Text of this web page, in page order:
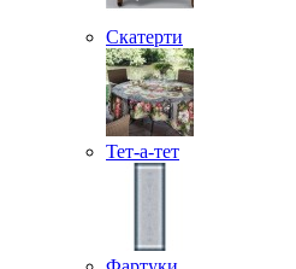
Скатерти
Тет-а-тет